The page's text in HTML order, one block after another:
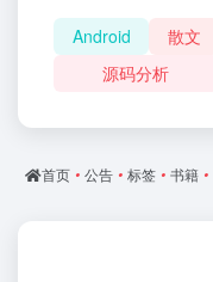
Android 散文
源码分析
首页 • 公告 • 标签 • 书籍 •